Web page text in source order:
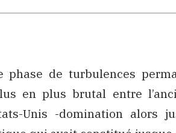
de turbulences
en plus brutal entre
Unis -domination alors